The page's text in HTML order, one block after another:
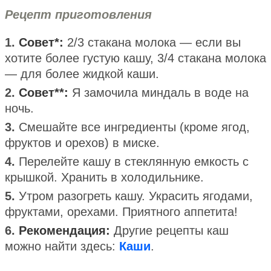
Рецепт приготовления
1. Совет*: 2/3 стакана молока — если вы
хотите более густую кашу, 3/4 стакана молока
— для более жидкой каши.
2. Совет**: Я замочила миндаль в воде на
ночь.
3. Смешайте все ингредиенты (кроме ягод,
фруктов и орехов) в миске.
4. Перелейте кашу в стеклянную емкость с
крышкой. Хранить в холодильнике.
5. Утром разогреть кашу. Украсить ягодами,
фруктами, орехами. Приятного аппетита!
6. Рекомендация: Другие рецепты каш ​​
можно найти здесь: Каши.